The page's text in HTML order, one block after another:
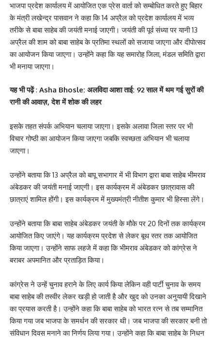
‎भाजपा प्रदेश कार्यालय में आयोजित एक प्रेस वार्ता को सम्बोधित करते हुए बिहार
के मंत्री लखेन्द्र पासवान ने कहा कि 14 अप्रैल को प्रदेश कार्यालय में भव्य
तरीके से बाबा साहेब की जयंती मनाई जाएगी। जयंती की पूर्व संध्या पर यानी 13
अप्रैल की शाम को बाबा साहेब के प्रतिमा स्थलों को सजाया जाएगा और दीपोत्सव
का आयोजन किया जाएगा। उन्होंने कहा कि यह समारोह जिला, मंडल समिति द्वारा
भी मनाया जाएगा।
यह भी पढ़ें: Asha Bhosle: अलविदा आशा ताई: 92 साल में थम गई सुरों की
रानी की आवाज़, देश में शोक की लहर
‎इसके तहत संपर्क अभियान चलाया जाएगा। इसके अलावा जिला स्तर पर भी
विचार गोष्ठी का आयोजन किया जाएगा जबकि स्वच्छता अभियान भी चलाया
जाएगा।
‎उन्होंने बताया कि 13 अप्रैल को बापू सभागार में भी विभाग द्वारा बाबा साहेब भीमराव
अंबेडकर की जयंती मनाई जाएगी। इस कार्यक्रम में अंबेडकर छात्रावास की
छात्राएं शामिल होंगी। इस कार्यक्रम में मुख्यमंत्री नीतीश कुमार भी हिस्सा लेंगे।
‎उन्होंने बताया कि बाबा साहेब अंबेडकर जयंती के मौके पर 20 दिनों तक कार्यक्रम
आयोजित किए जाएंगे। यह कार्यक्रम प्रदेश से लेकर बूथ स्तर तक आयोजित
किया जाएगा। उन्होंने साफ लहजे में कहा कि भीमराव अंबेडकर को कांग्रेस ने
बराबर अपमानित और प्रताड़ित किया।
‎कांग्रेस ने उन्हें चुनाव हराने के लिए कार्य किया लेकिन वही पार्टी चुनाव के समय
बाबा साहेब की तस्वीर लेकर खड़ी हो जाती है और खुद को उनका अनुयायी दिखाने
का प्रयास करती है। उन्होंने कहा कि बाबा साहेब को भारत रत्न से तब सम्मानित
किया गया जब भाजपा के समर्थन की सरकार थी। जब भाजपा की सरकार बनी तो
संविधान दिवस मनाने का निर्णय लिया गया। उन्होंने कहा कि बाबा साहेब के निधन